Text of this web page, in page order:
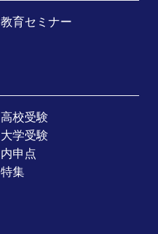
教育セミナー
高校受験
大学受験
内申点
特集